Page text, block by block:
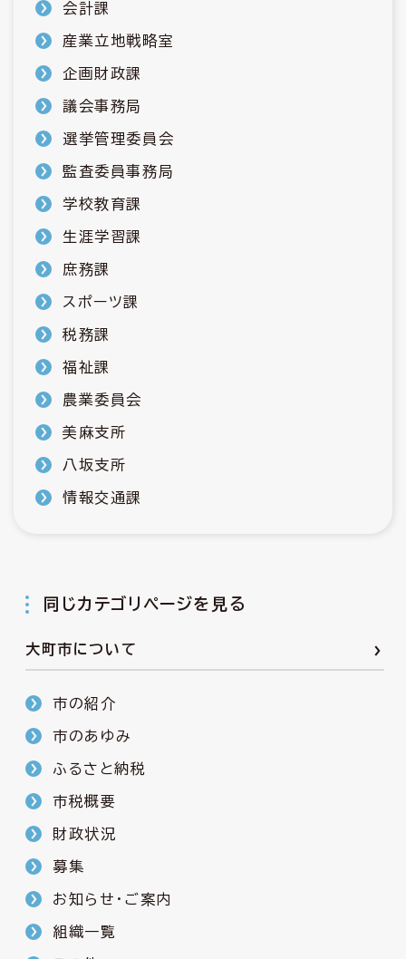
会計課
産業立地戦略室
企画財政課
議会事務局
選挙管理委員会
監査委員事務局
学校教育課
生涯学習課
庶務課
スポーツ課
税務課
福祉課
農業委員会
美麻支所
八坂支所
情報交通課
同じカテゴリページを見る
大町市について
市の紹介
市のあゆみ
ふるさと納税
市税概要
財政状況
募集
お知らせ・ご案内
組織一覧